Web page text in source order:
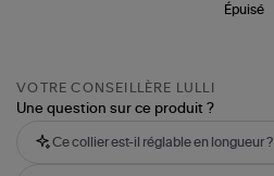
Épuisé
VOTRE CONSEILLÈRE LULLI
Une question sur ce produit ?
Ce collier est-il réglable en longueur ?